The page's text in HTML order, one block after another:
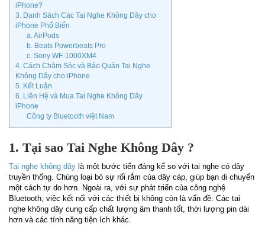
iPhone?
3. Danh Sách Các Tai Nghe Không Dây cho
iPhone Phổ Biến
a. AirPods
b. Beats Powerbeats Pro
c. Sony WF-1000XM4
4. Cách Chăm Sóc và Bảo Quản Tai Nghe
Không Dây cho iPhone
5. Kết Luận
6. Liên Hệ và Mua Tai Nghe Không Dây
iPhone
Công ty Bluetooth việt Nam
1. Tại sao Tai Nghe Không Dây ?
Tai nghe không dây là một bước tiến đáng kể so với tai nghe có dây
truyền thống. Chúng loại bỏ sự rối rắm của dây cáp, giúp bạn di chuyển
một cách tự do hơn. Ngoài ra, với sự phát triển của công nghệ
Bluetooth, việc kết nối với các thiết bị không còn là vấn đề. Các tai
nghe không dây cung cấp chất lượng âm thanh tốt, thời lượng pin dài
hơn và các tính năng tiện ích khác.